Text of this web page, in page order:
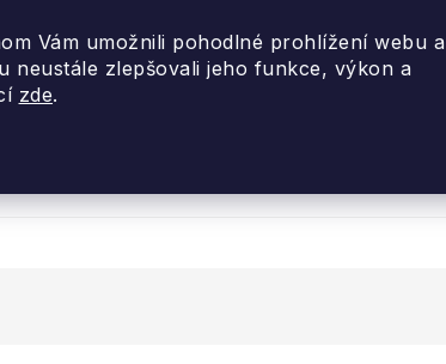
Vám umožnili pohodlné prohlížení webu a
neustále zlepšovali jeho funkce, výkon a
zde.